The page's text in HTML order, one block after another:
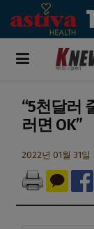
“5천달러
러면 OK”
2022년 01월 31일